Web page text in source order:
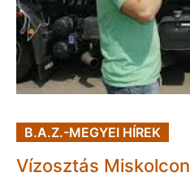
B.A.Z.-MEGYEI HÍREK
Vízosztás Miskolcon